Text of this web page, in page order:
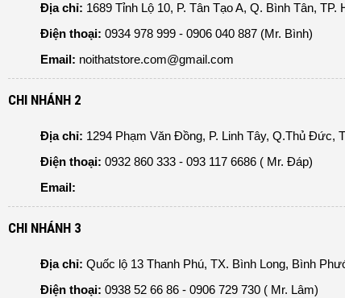
Địa chỉ: 1689 Tỉnh Lộ 10, P. Tân Tạo A, Q. Bình Tân, TP.
Điện thoại: 0934 978 999 - 0906 040 887 (Mr. Bình)
Email: noithatstore.com@gmail.com
CHI NHÁNH 2
Địa chỉ: 1294 Phạm Văn Đồng, P. Linh Tây, Q.Thủ Đức,
Điện thoại: 0932 860 333 - 093 117 6686 ( Mr. Đáp)
Email:
CHI NHÁNH 3
Địa chỉ: Quốc lộ 13 Thanh Phú, TX. Bình Long, Bình
Điện thoại: 0938 52 66 86 - 0906 729 730 ( Mr. Lâm)